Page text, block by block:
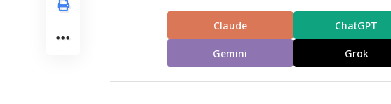
Claude ChatGPT
Gemini Grok